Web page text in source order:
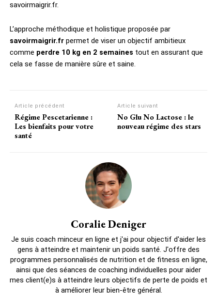
savoirmaigrir.fr.
L’approche méthodique et holistique proposée par
savoirmaigrir.fr permet de viser un objectif ambitieux
comme perdre 10 kg en 2 semaines tout en assurant que
cela se fasse de manière sûre et saine.
Article précédent
Régime Pescetarienne :
Les bienfaits pour votre
santé
Article suivant
No Glu No Lactose : le
nouveau régime des stars
Coralie Deniger
Je suis coach minceur en ligne et j'ai pour objectif d'aider les
gens à atteindre et maintenir un poids santé. J'offre des
programmes personnalisés de nutrition et de fitness en ligne,
ainsi que des séances de coaching individuelles pour aider
mes client(e)s à atteindre leurs objectifs de perte de poids et
à améliorer leur bien-être général.